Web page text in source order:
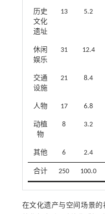
合计 250 100.0
历史
文化
遗址
13 5.2
休闲
娱乐
31 12.4
交通
设施
21 8.4
人物 17 6.8
动植
物
8 3.2
其他 6 2.4
在文化遗产与空间场景的